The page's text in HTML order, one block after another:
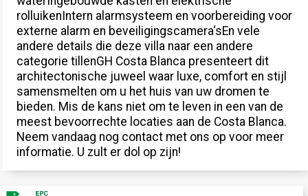
rolluikenIntern alarmsysteem en voorbereiding voor
externe alarm en beveiligingscamera‘sEn vele
andere details die deze villa naar een andere
categorie tillenGH Costa Blanca presenteert dit
architectonische juweel waar luxe, comfort en stijl
samensmelten om u het huis van uw dromen te
bieden. Mis de kans niet om te leven in een van de
meest bevoorrechte locaties aan de Costa Blanca.
Neem vandaag nog contact met ons op voor meer
informatie. U zult er dol op zijn!